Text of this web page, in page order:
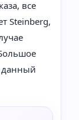
все
Steinberg,
данный